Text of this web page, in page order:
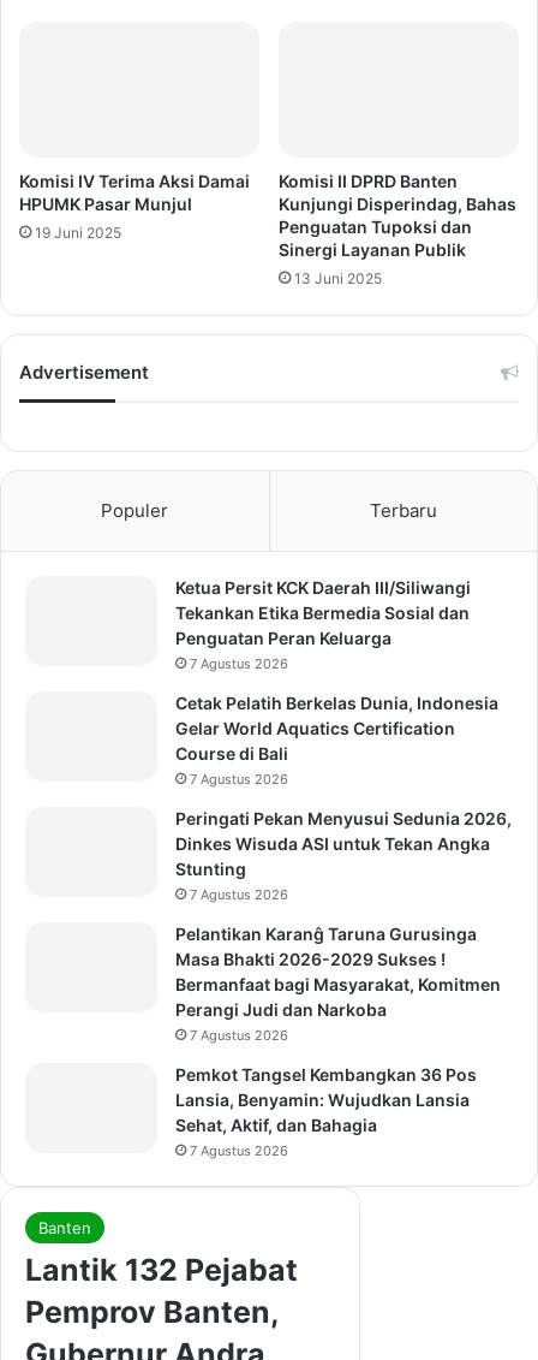
Komisi IV Terima Aksi Damai
HPUMK Pasar Munjul
19 Juni 2025
Komisi II DPRD Banten
Kunjungi Disperindag, Bahas
Penguatan Tupoksi dan
Sinergi Layanan Publik
13 Juni 2025
Advertisement
Populer Terbaru
Ketua Persit KCK Daerah III/Siliwangi
Tekankan Etika Bermedia Sosial dan
Penguatan Peran Keluarga
7 Agustus 2026
Cetak Pelatih Berkelas Dunia, Indonesia
Gelar World Aquatics Certification
Course di Bali
7 Agustus 2026
Peringati Pekan Menyusui Sedunia 2026,
Dinkes Wisuda ASI untuk Tekan Angka
Stunting
7 Agustus 2026
Pelantikan Karanĝ Taruna Gurusinga
Masa Bhakti 2026-2029 Sukses !
Bermanfaat bagi Masyarakat, Komitmen
Perangi Judi dan Narkoba
7 Agustus 2026
Pemkot Tangsel Kembangkan 36 Pos
Lansia, Benyamin: Wujudkan Lansia
Sehat, Aktif, dan Bahagia
7 Agustus 2026